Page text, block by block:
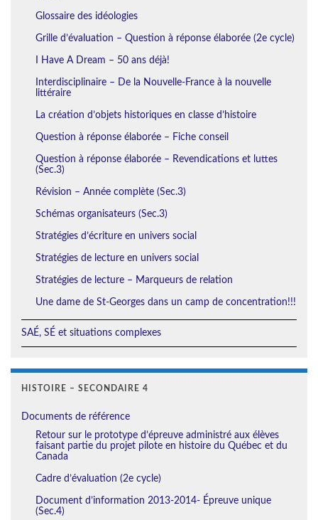
Glossaire des idéologies
Grille d’évaluation – Question à réponse élaborée (2e cycle)
I Have A Dream – 50 ans déjà!
Interdisciplinaire – De la Nouvelle-France à la nouvelle
littéraire
La création d’objets historiques en classe d’histoire
Question à réponse élaborée – Fiche conseil
Question à réponse élaborée – Revendications et luttes
(Sec.3)
Révision – Année complète (Sec.3)
Schémas organisateurs (Sec.3)
Stratégies d’écriture en univers social
Stratégies de lecture en univers social
Stratégies de lecture – Marqueurs de relation
Une dame de St-Georges dans un camp de concentration!!!
SAÉ, SÉ et situations complexes
HISTOIRE – SECONDAIRE 4
Documents de référence
Retour sur le prototype d’épreuve administré aux élèves
faisant partie du projet pilote en histoire du Québec et du
Canada
Cadre d’évaluation (2e cycle)
Document d’information 2013-2014- Épreuve unique
(Sec.4)